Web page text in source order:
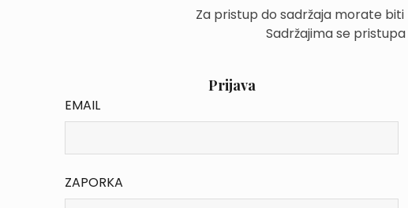
Za pristup do sadržaja morate
Sadržajima se
Prijava
EMAIL
ZAPORKA